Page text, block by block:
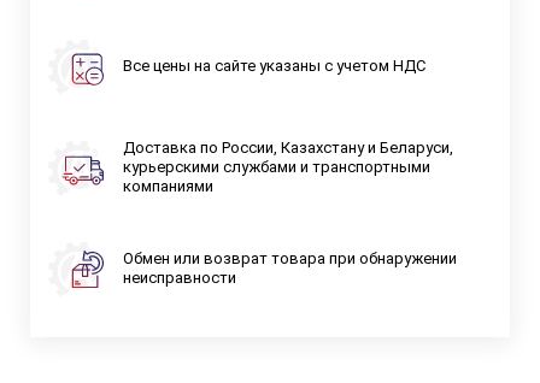
Все цены на сайте указаны с учетом НДС
Доставка по России, Казахстану и Беларуси,
курьерскими службами и транспортными
компаниями
Обмен или возврат товара при обнаружении
неисправности